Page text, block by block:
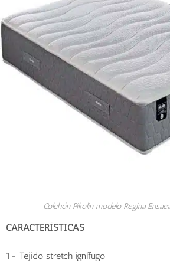
Colchón Pikolin modelo Regina
CARACTERÍSTICAS
1- Tejido stretch ignífugo